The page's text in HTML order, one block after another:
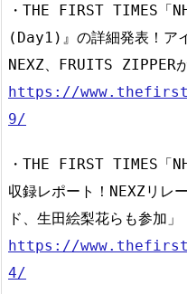
・THE FIRST TIMES「
(Day1)』の詳細発表！ア
NEXZ、FRUITS ZIPPER
https://
9/
・THE FIRST TIMES「
収録レポート！NEXZリレ
ド、生田絵梨花らも参加」
https://
4/